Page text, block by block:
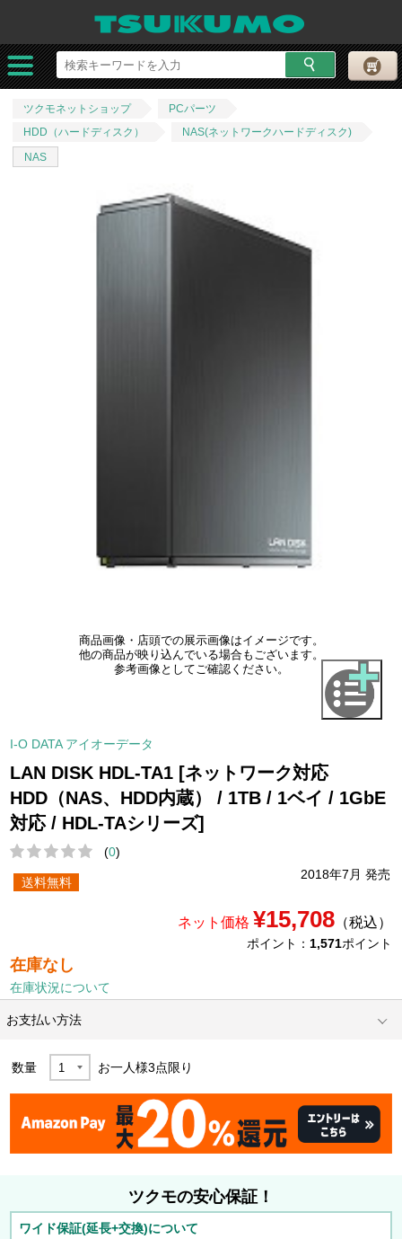
ツクモネットショップ
PCパーツ
HDD（ハードディスク）
NAS(ネットワークハードディスク)
NAS
商品画像・店頭での展示画像はイメージです。
他の商品が映り込んでいる場合もございます。
参考画像としてご確認ください。
I-O DATA アイオーデータ
LAN DISK HDL-TA1 [ネットワーク対応
HDD（NAS、HDD内蔵） / 1TB / 1ベイ / 1GbE
対応 / HDL-TAシリーズ]
(0)
2018年7月 発売
送料無料
ネット価格 ¥15,708（税込）
ポイント： 1,571ポイント
在庫なし
在庫状況について
お支払い方法
数量 お一人様3点限り
ツクモの安心保証！
ワイド保証(延長+交換)について